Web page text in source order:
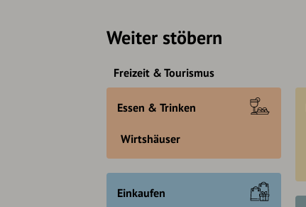
Weiter stöbern
Freizeit & Tourismus
Essen & Trinken
Wirtshäuser
Einkaufen